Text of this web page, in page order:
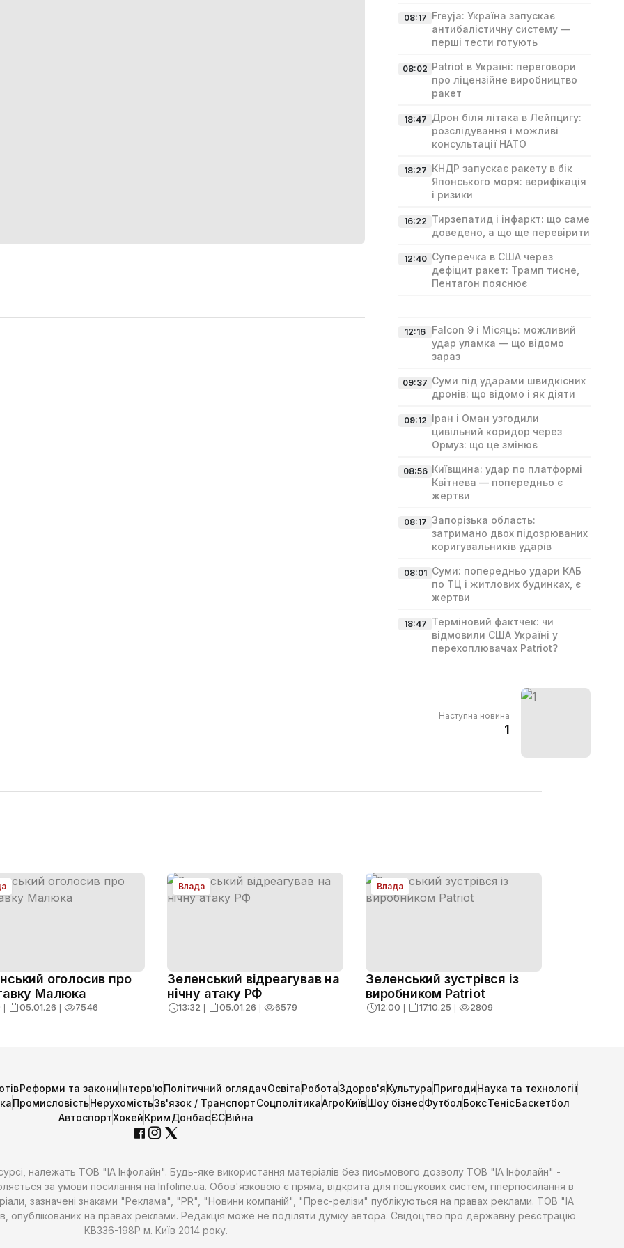
08:17 Freyja: Україна запускає
антибалістичну систему —
перші тести готують
08:02 Patriot в Україні: переговори
про ліцензійне виробництво
ракет
18:47 Дрон біля літака в Лейпцигу:
розслідування і можливі
консультації НАТО
18:27 КНДР запускає ракету в бік
Японського моря: верифікація
і ризики
16:22 Тирзепатид і інфаркт: що саме
доведено, а що ще перевірити
12:40 Суперечка в США через
дефіцит ракет: Трамп тисне,
Пентагон пояснює
12:16
Falcon 9 і Місяць: можливий
удар уламка — що відомо
зараз
09:37 Суми під ударами швидкісних
дронів: що відомо і як діяти
09:12 Іран і Оман узгодили
цивільний коридор через
Ормуз: що це змінює
08:56 Київщина: удар по платформі
Квітнева — попередньо є
жертви
08:17 Запорізька область:
затримано двох підозрюваних
коригувальників ударів
08:01 Суми: попередньо удари КАБ
по ТЦ і житлових будинках, є
жертви
18:47 Терміновий фактчек: чи
відмовили США Україні у
перехоплювачах Patriot?
Наступна новина
1
оголосив про
Малюка
❘ 05.01.26 ❘ 7546
Влада
Зеленський відреагував на
нічну атаку РФ
13:32 ❘ 05.01.26 ❘ 6579
Влада
Зеленський зустрівся із
виробником Patriot
12:00 ❘ 17.10.25 ❘ 2809
Реформи та закониІнтерв'юПолітичний оглядачОсвітаРоботаЗдоров'яКультураПригодиНаука та технології
ПромисловістьНерухомістьЗв'язок / ТранспортСоцполітикаАгроКиївШоу бізнесФутболБоксТенісБаскетбол
АвтоспортХокейКримДонбасЄСВійна
належать ТОВ "ІА Інфолайн". Будь-яке використання матеріалів без письмового дозволу ТОВ "ІА Інфолайн" -
за умови посилання на Infoline.ua. Обов'язковою є пряма, відкрита для пошукових систем, гіперпосилання в
зазначені знаками "Реклама", "PR", "Новини компаній", "Прес-релізи" публікуються на правах реклами. ТОВ "ІА
опублікованих на правах реклами. Редакція може не поділяти думку автора. Свідоцтво про державну реєстрацію
КВ336-198Р м. Київ 2014 року.